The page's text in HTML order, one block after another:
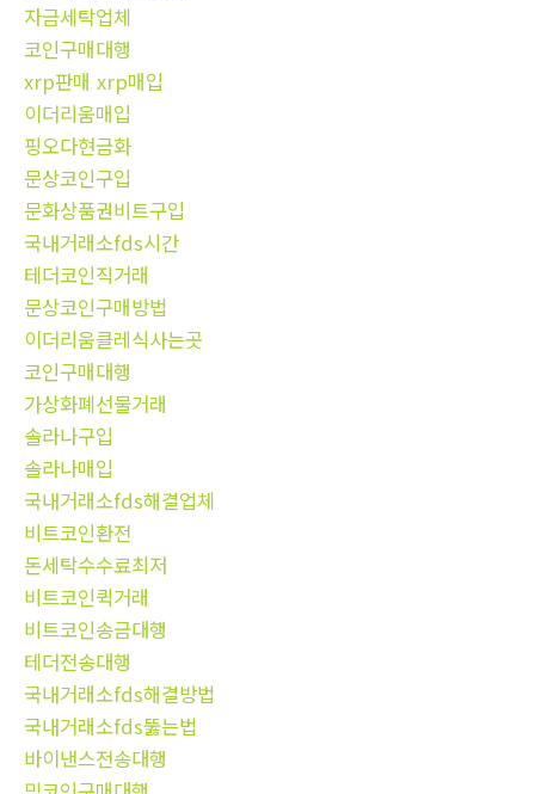
자금세탁업체
코인구매대행
xrp판매 xrp매입
이더리움매입
핑오다현금화
문상코인구입
문화상품권비트구입
국내거래소fds시간
테더코인직거래
문상코인구매방법
이더리움클레식사는곳
코인구매대행
가상화폐선물거래
솔라나구입
솔라나매입
국내거래소fds해결업체
비트코인환전
돈세탁수수료최저
비트코인퀵거래
비트코인송금대행
테더전송대행
국내거래소fds해결방법
국내거래소fds뚫는법
바이낸스전송대행